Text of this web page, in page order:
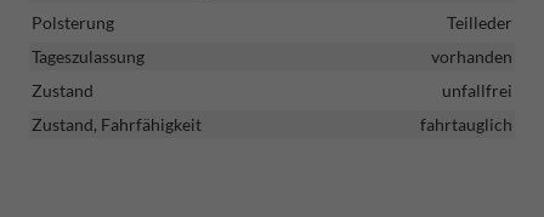
Polsterung
Teilleder
Tageszulassung
vorhanden
Zustand
unfallfrei
Zustand, Fahrfähigkeit
fahrtauglich